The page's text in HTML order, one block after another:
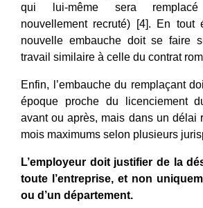
qui lui-même sera
nouvellement recruté) [4]. En tout
nouvelle embauche doit se faire
travail similaire à celle du contrat
Enfin, l’embauche du remplaçant
époque proche du licenciement
avant ou après, mais dans un délai
mois maximums selon plusieurs
L’employeur doit justifier de la
toute l’entreprise, et non
ou d’un département.